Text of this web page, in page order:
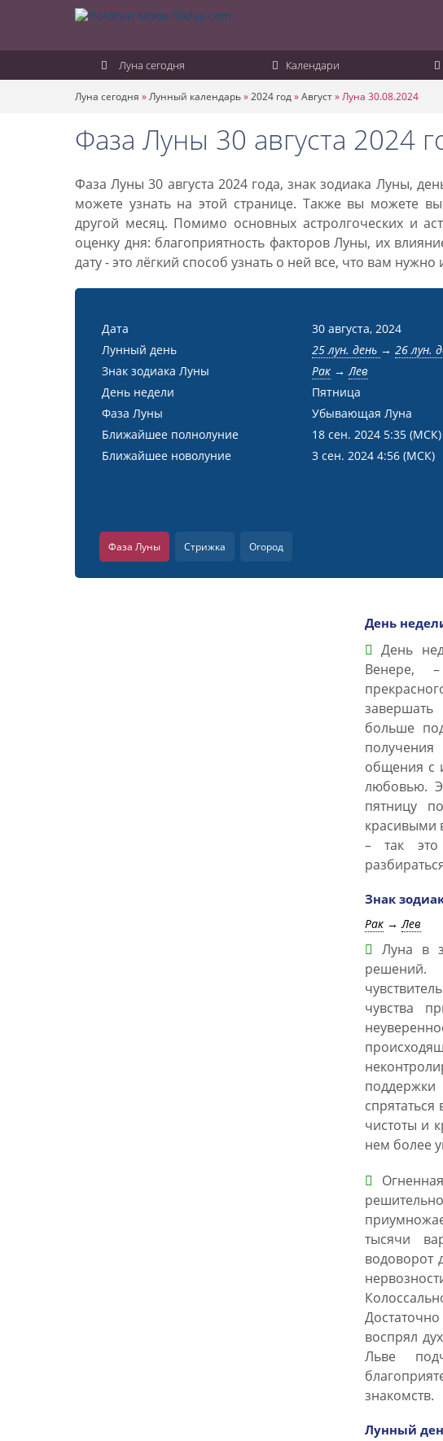
Луна сегодня Календари
Луна сегодня »Лунный календарь»2024 год»Август»Луна 30.08.2024
Фаза Луны 30 августа 2024
Фаза Луны 30 августа 2024 года, знак зодиака Луны,
можете узнать на этой странице. Также вы можете
другой месяц. Помимо основных астролгоческих и
оценку дня: благоприятность факторов Луны, их
дату - это лёгкий способ узнать о ней все, что вам
Дата
30 августа, 2024
Лунный день
25 лун. день → 26 лун.
Знак зодиака Луны
Рак→Лев
День недели
Пятница
Фаза Луны
Убывающая Луна
Ближайшее полнолуние
18 сен. 2024 5:35 (МСК)
Ближайшее новолуние
3 сен. 2024 4:56 (МСК)
Фаза Луны Стрижка Огород
День
День
Венере,
больше
общения с
любовью.
пятницу
красивыми
– так это
Знак
Рак→Лев
Луна в
чувства
чистоты и
нем более
тысячи
водоворот
воспрял
Льве
знакомств.
Лунный